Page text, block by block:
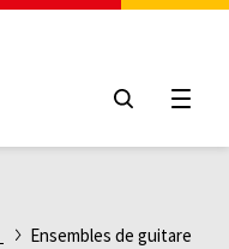
Ensembles de guitare